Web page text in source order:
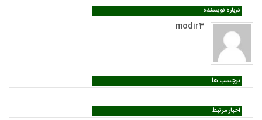
درباره نویسنده
modir3
برچسب ها
اخبار مرتبط